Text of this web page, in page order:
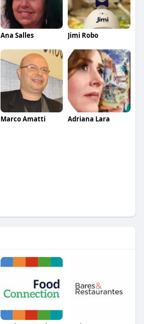
Ana Salles Jimi Robo
Marco Amatti Adriana Lara